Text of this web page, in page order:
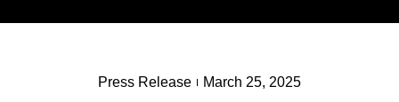
Press Release March 25, 2025